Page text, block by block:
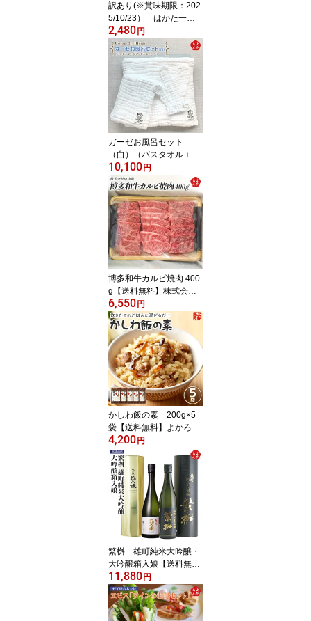
訳あり(※賞味期限：202
5/10/23） はかた一番
どり 水炊きセット和
【送料無料】 あらい 九
州 福岡 お取り寄せグル
メ 福岡県よかもんショッ
プ basic
2,480 円
ガーゼお風呂セット
（白）（バスタオル＋ボ
ディタオル＋ミトン）
【送料無料】coton de m
eme （コトン ド メメ）
医療用ガーゼ使用 綿10
0％ コットン コトンドメ
メ 九州 福岡 お取り寄せ
福岡県よかもんショップ
10,100 円
博多和牛カルビ焼肉 400
g【送料無料】株式会社
中津留 九州 福岡 お
取り寄せグルメ 福岡県
よかもんショップ
6,550 円
かしわ飯の素 200g×5
袋【送料無料】よかろう
米2合用 混ぜ込みタイプ
かしわめし 鶏飯 まぜご
はん 九州 福岡 お取り寄
せグルメ 福岡県よかもん
ショップ
4,200 円
繁桝 雄町純米大吟醸・
大吟醸箱入娘【送料無
料】高橋商店 九州 福岡
お取り寄せグルメ 福岡県
よかもんショップ
11,880 円